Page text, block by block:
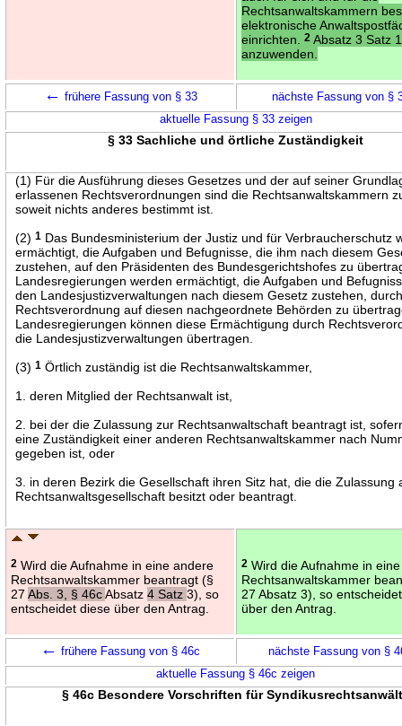
Rechtsanwaltskammern
elektronische
einrichten.2 Absatz 3 Satz
anzuwenden.
← frühere Fassung von § 33
nächste Fassung von §
aktuelle Fassung § 33 zeigen
§ 33 Sachliche und örtliche Zuständigkeit
(1) Für die Ausführung dieses Gesetzes und der auf seiner
erlassenen Rechtsverordnungen sind die Rechtsanwaltskammern
soweit nichts anderes bestimmt ist.
(2)1 Das Bundesministerium der Justiz und für Verbraucherschutz
ermächtigt, die Aufgaben und Befugnisse, die ihm nach diesem
zustehen, auf den Präsidenten des Bundesgerichtshofes zu
Landesregierungen werden ermächtigt, die Aufgaben und
den Landesjustizverwaltungen nach diesem Gesetz zustehen,
Rechtsverordnung auf diesen nachgeordnete Behörden zu
Landesregierungen können diese Ermächtigung durch
die Landesjustizverwaltungen übertragen.
(3)1 Örtlich zuständig ist die Rechtsanwaltskammer,
1. deren Mitglied der Rechtsanwalt ist,
2. bei der die Zulassung zur Rechtsanwaltschaft beantragt ist,
eine Zuständigkeit einer anderen Rechtsanwaltskammer nach
gegeben ist, oder
3. in deren Bezirk die Gesellschaft ihren Sitz hat, die die Zulassung
Rechtsanwaltsgesellschaft besitzt oder beantragt.
2 Wird die Aufnahme in eine andere
Rechtsanwaltskammer beantragt (§
27Abs. 3, § 46cAbsatz4 Satz3), so
entscheidet diese über den Antrag.
2 Wird die Aufnahme in
Rechtsanwaltskammer
27 Absatz 3), so
über den Antrag.
← frühere Fassung von § 46c
nächste Fassung von §
aktuelle Fassung § 46c zeigen
§ 46c Besondere Vorschriften für